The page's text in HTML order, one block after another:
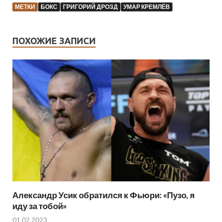
МЕТКИ БОКС ГРИГОРИЙ ДРОЗД УМАР КРЕМЛЁВ
ПОХОЖИЕ ЗАПИСИ
Александр Усик обратился к Фьюри: «Пузо, я
иду за тобой»
01.02.2023